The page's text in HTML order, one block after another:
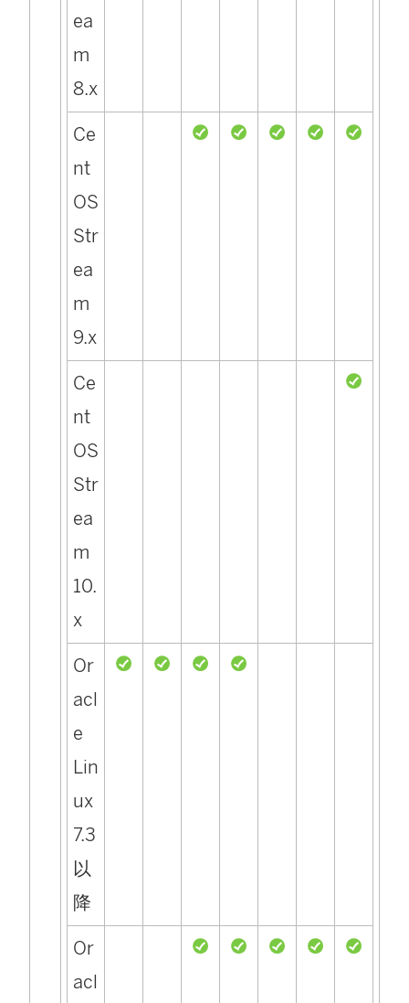
ea
m
8.x
Ce
nt
OS
Str
ea
m
9.x
Ce
nt
OS
Str
ea
m
10.
x
Or
acl
e
Lin
ux
7.3
以
降
Or
acl